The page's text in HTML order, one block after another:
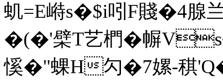
虮=E崻s�$i吲F賤�4腺
�(�'檗T艺椚�幈
慀�"蜾H勽�7嫘-稘